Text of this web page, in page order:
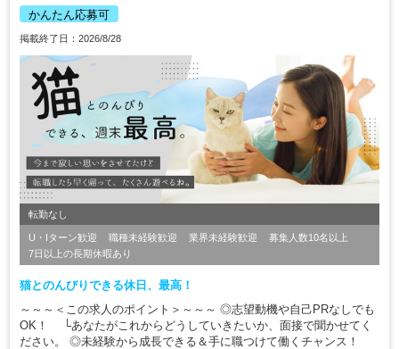
かんたん応募可
掲載終了日：2026/8/28
転勤なし
U・Iターン歓迎 職種未経験歓迎 業界未経験歓迎
募集人数10名以上
7日以上の長期休暇あり
猫とのんびりできる休日、最高！
～～～＜この求人のポイント＞～～～ ◎志望動機や自己PRなしでも
OK！ └あなたがこれからどうしていきたいか、面接で聞かせてく
ださい。 ◎未経験から成長できる＆手に職つけて働くチャンス！